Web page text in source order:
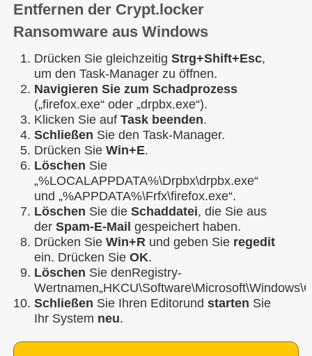
Entfernen der Crypt.locker
Ransomware aus Windows
Drücken Sie gleichzeitig Strg+Shift+Esc,
um den Task-Manager zu öffnen.
Navigieren Sie zum Schadprozess
(„firefox.exe“ oder „drpbx.exe“).
Klicken Sie auf Task beenden.
Schließen Sie den Task-Manager.
Drücken Sie Win+E.
Löschen Sie
„%LOCALAPPDATA%\Drpbx\drpbx.exe“
und „%APPDATA%\Frfx\firefox.exe“.
Löschen Sie die Schaddatei, die Sie aus
der Spam-E-Mail gespeichert haben.
Drücken Sie Win+R und geben Sie regedit
ein. Drücken Sie OK.
Löschen Sie denRegistry-
Schließen Sie Ihren Editorund starten Sie
Ihr System neu.